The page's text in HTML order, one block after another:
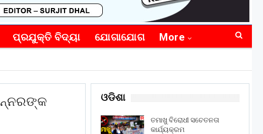
ପ୍ରଯୁକ୍ତି ବିଦ୍ୟା ଯୋଗାଯୋଗ More
ଓଡିଶା
ତମାଖୁ ବିରୋଧୀ ସଚେତନତା
କାର୍ଯ୍ୟକ୍ରମ